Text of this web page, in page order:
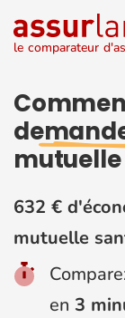
le comparateur
632 €
mutuelle
en 3